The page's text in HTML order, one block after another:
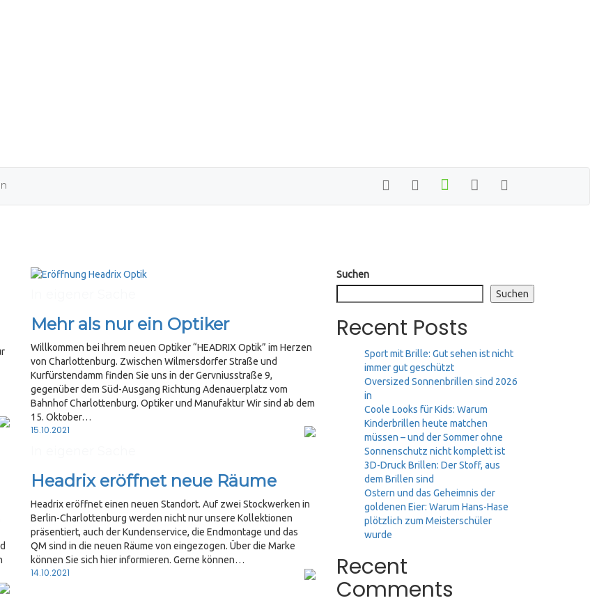
Mehr als nur ein Optiker
Willkommen bei Ihrem neuen Optiker “HEADRIX Optik” im Herzen
von Charlottenburg. Zwischen Wilmersdorfer Straße und
Kurfürstendamm finden Sie uns in der Gervniusstraße 9,
gegenüber dem Süd-Ausgang Richtung Adenauerplatz vom
Bahnhof Charlottenburg. Optiker und Manufaktur Wir sind ab dem
15. Oktober…
Posted
15.10.2021
Headrix eröffnet neue Räume
Headrix eröffnet einen neuen Standort. Auf zwei Stockwerken in
Berlin-Charlottenburg werden nicht nur unsere Kollektionen
präsentiert, auch der Kundenservice, die Endmontage und das
QM sind in die neuen Räume von eingezogen. Über die Marke
können Sie sich hier informieren. Gerne können…
Posted
14.10.2021
Suchen
Suchen
Recent Posts
Sport mit Brille: Gut sehen ist nicht
immer gut geschützt
Oversized Sonnenbrillen sind 2026
in
Coole Looks für Kids: Warum
Kinderbrillen heute matchen
müssen – und der Sommer ohne
Sonnenschutz nicht komplett ist
3D-Druck Brillen: Der Stoff, aus
dem Brillen sind
Ostern und das Geheimnis der
goldenen Eier: Warum Hans-Hase
plötzlich zum Meisterschüler
wurde
Recent
Comments